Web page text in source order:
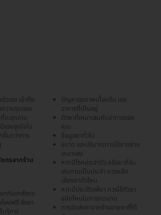
วเอง เข้าถึง
ความรุนแรง
จะลุกลาม
รงจูงใจใน
ขึ้นกว่าการ
กรจากร้าน
ทกับเภสัชกร
ลน์ฟรี ส่งยา
ริการ
ปัญหาสุขภาพเบื้องต้น และ
อาการที่เป็นอยู่
ตัวยาที่เหมาะสมกับอาการของ
คุณ
ข้อมูลยาทั่วไป
ขนาด และปริมาณการใช้ยาอย่าง
เหมาะสม
หากมีโรคประจำตัว หรือยาที่รับ
ประทานเป็นประจำ ควรหลีก
เลี่ยงยาตัวไหน
หากมีประวัติแพ้ยา ควรใช้ตัวยา
ชนิดไหนในการทดแทน
การจัดส่งยาจากร้านขายยาที่ได้